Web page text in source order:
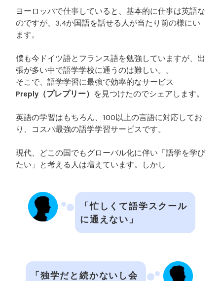
ヨーロッパで仕事していると、基本的に仕事は英語な
のですが、3,4か国語を話せる人が当たり前の様にい
ます。
僕も今ドイツ語とフランス語を勉強していますが、出
張が多い中で語学学校に通うのは難しい。。
そこで、語学学習に最強で効率的なサービス
Preply（プレプリー） を見つけたのでシェアします。
英語の学習はもちろん、100以上の言語に対応してお
り、コスパ最強の語学学習サービスです。
現代、どこの国でもグローバル化に伴い「語学を学び
たい」と考える人は増えています。しかし
「忙しくて語学スクール
に通えない」
「独学だと続かないし会